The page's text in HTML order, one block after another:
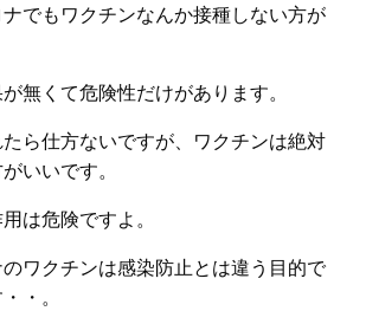
でもワクチンなんか接種しない方が
無くて危険性だけがあります。
ら仕方ないですが、ワクチンは絶対
いいです。
は危険ですよ。
ワクチンは感染防止とは違う目的で
・。